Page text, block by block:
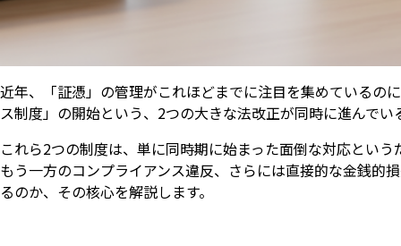
近年、「証憑」の管理がこれほどまでに注目を集めているの
ス制度」の開始という、2つの大きな法改正が同時に進んでい
これら2つの制度は、単に同時期に始まった面倒な対応とい
もう一方のコンプライアンス違反、さらには直接的な金銭的
るのか、その核心を解説します。